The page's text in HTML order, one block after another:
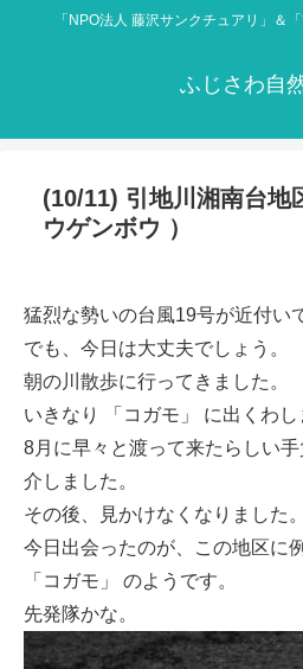
「NPO法人 藤沢サンクチュアリ」＆
ふじさわ自
(10/11) 引地川湘南台地
ウゲンボウ ）
猛烈な勢いの台風19号が近付い
でも、今日は大丈夫でしょう。
朝の川散歩に行ってきました。
いきなり 「コガモ」 に出くわし
8月に早々と渡って来たらしい
介しました。
その後、見かけなくなりました。
今日出会ったのが、この地区に
「コガモ」 のようです。
先発隊かな。